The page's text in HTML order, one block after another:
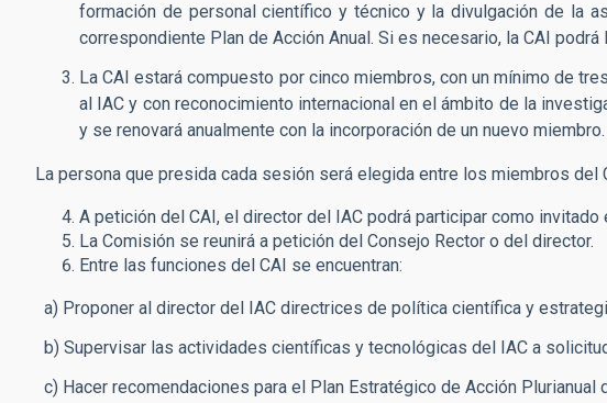
formación de personal científico y técnico y la divulgación de la
correspondiente Plan de Acción Anual. Si es necesario, la CAI
La CAI estará compuesto por cinco miembros, con un mínimo de
al IAC y con reconocimiento internacional en el ámbito de la
y se renovará anualmente con la incorporación de un nuevo miembro.
La persona que presida cada sesión será elegida entre los miembros del
A petición del CAI, el director del IAC podrá participar como invitado
La Comisión se reunirá a petición del Consejo Rector o del director.
Entre las funciones del CAI se encuentran:
a) Proponer al director del IAC directrices de política científica y
b) Supervisar las actividades científicas y tecnológicas del IAC a
c) Hacer recomendaciones para el Plan Estratégico de Acción Plurianual